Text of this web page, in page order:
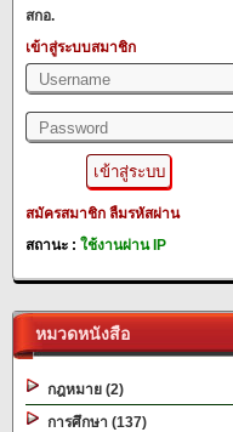
สกอ.
เข้าสู่ระบบสมาชิก
สมัครสมาชิก ลืมรหัสผ่าน
สถานะ : ใช้งานผ่าน IP
หมวดหนังสือ
กฎหมาย (2)
การศึกษา (137)